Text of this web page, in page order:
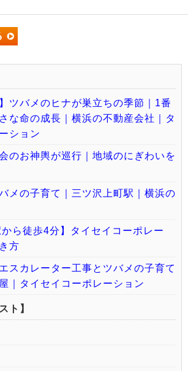
ツバメのヒナが巣立ちの季節｜1番
な命の成長｜横浜の不動産会社｜タ
ション
のお神輿が巡行｜地域のにぎわいを
メの子育て｜三ツ沢上町駅｜横浜の
から徒歩4分】タイセイコーポレー
方
スカレーター工事とツバメの子育て
｜タイセイコーポレーション
ト】